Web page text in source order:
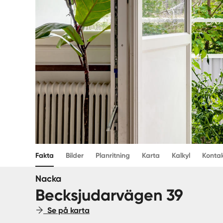
Fakta Bilder Planritning Karta Kalkyl
Nacka
Becksjudarvägen 39
Se på karta